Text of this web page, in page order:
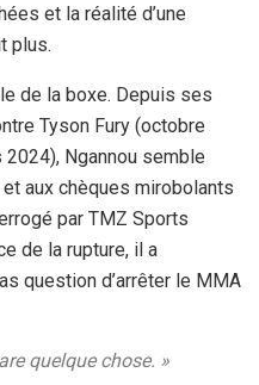
et la réalité d’une
plus.
de la boxe. Depuis ses
Tyson Fury (octobre
Ngannou semble
aux chèques mirobolants
par TMZ Sports
de la rupture, il a
question d’arrêter le MMA
quelque chose. »